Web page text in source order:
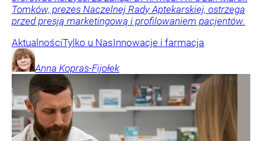
Tomków, prezes Naczelnej Rady Aptekarskiej, ostrzega
przed presją marketingową i profilowaniem pacjentów.
AktualnościTylko u NasInnowacje i farmacja
Anna Kopras-Fijołek